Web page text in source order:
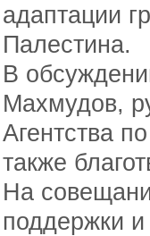
адаптации
Палестина.
В
Махмудов,
Агентства
также
На
поддержки